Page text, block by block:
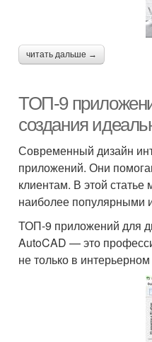
читать дальше →
ТОП-9
создания
Современный дизайн
приложений. Они
клиентам. В этой
наиболее популярными
ТОП-9 приложений для
AutoCAD — это
не только в